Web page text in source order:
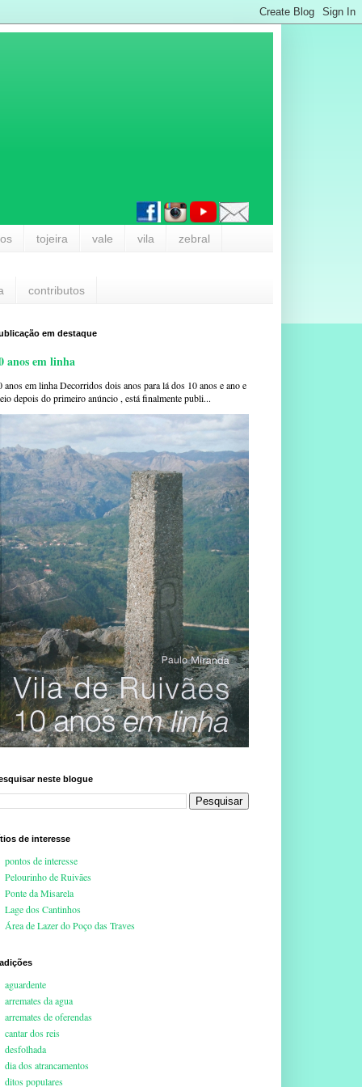
tojeira vale vila zebral
contributos
em destaque
anos em linha
anos em linha Decorridos dois anos para lá dos 10 anos e ano e
depois do primeiro anúncio , está finalmente publi...
neste blogue
de interesse
pontos de interesse
Pelourinho de Ruivães
Ponte da Misarela
Lage dos Cantinhos
Área de Lazer do Poço das Traves
aguardente
arremates da agua
arremates de oferendas
cantar dos reis
desfolhada
dia dos atrancamentos
ditos populares